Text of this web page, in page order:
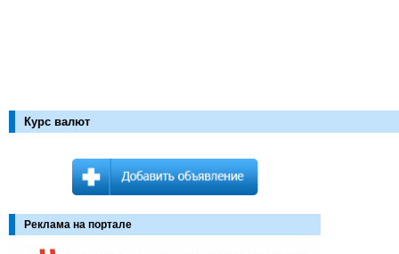
Курс валют
Реклама на портале